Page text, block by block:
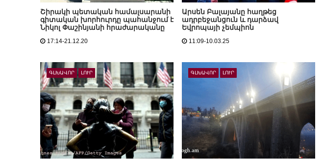
Շիրակի պետական համալսարանի
գիտական խորհուրդը պահանջում է
Նիկոլ Փաշինյանի հրաժարականը
17:14-21.12.20
Արսեն Բալայանը հաղթեց
ադրբեջանցուն և դարձավ
Եվրոպայի չեմպիոն
11:09-10.03.25
ԳԼԽԱՎՈՐ ԼՈՒՐ ԳԼԽԱՎՈՐ ԼՈՒՐ